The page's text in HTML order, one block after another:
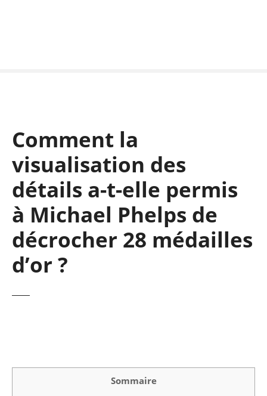
Comment la
visualisation des
détails a-t-elle permis
à Michael Phelps de
décrocher 28 médailles
d’or ?
Sommaire